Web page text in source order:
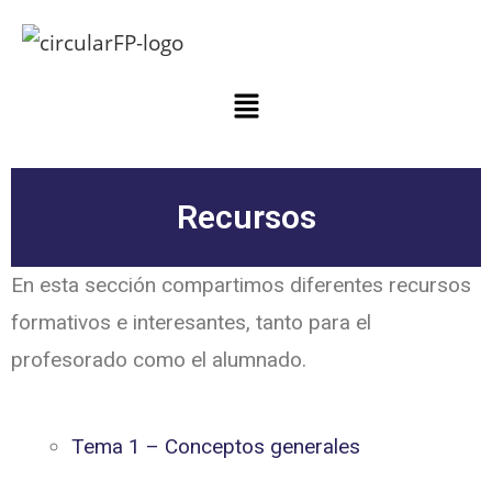
Recursos
En esta sección compartimos diferentes recursos
formativos e interesantes, tanto para el
profesorado como el alumnado.
Tema 1 – Conceptos generales